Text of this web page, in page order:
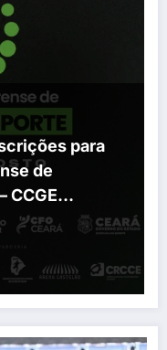
para
de
CCGE